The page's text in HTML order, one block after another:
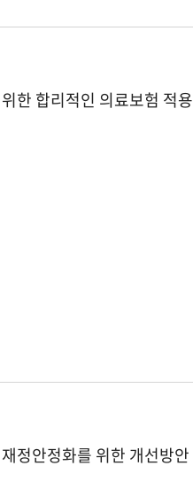
한 합리적인 의료보험 적용
정안정화를 위한 개선방안